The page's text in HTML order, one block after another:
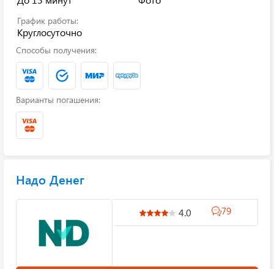
График работы:
Круглосуточно
Способы получения:
Варианты погашения:
Надо Денег
4.0 79